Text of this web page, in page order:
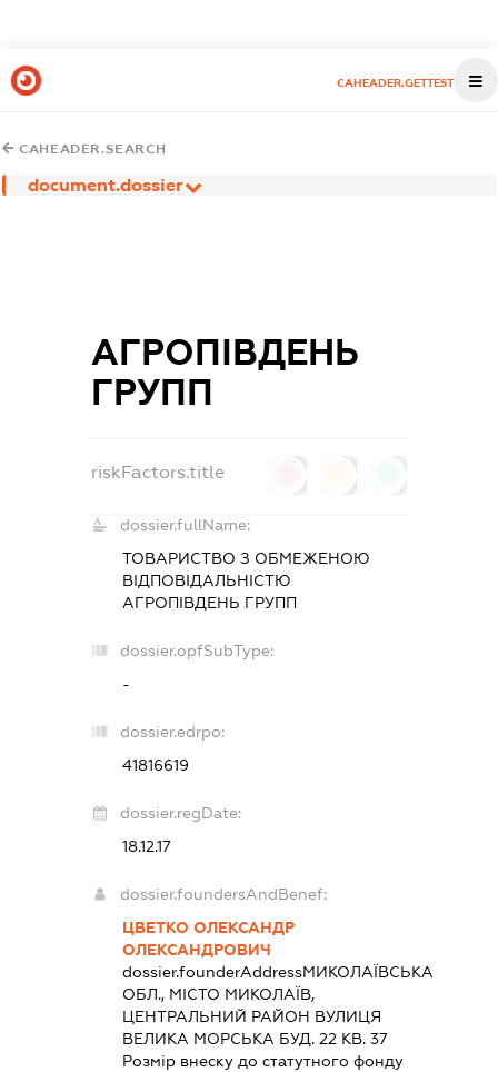
CAHEADER.GETTEST
CAHEADER.SEARCH
document.dossier
АГРОПІВДЕНЬ
ГРУПП
riskFactors.title
dossier.fullName:
ТОВАРИСТВО З ОБМЕЖЕНОЮ
ВІДПОВІДАЛЬНІСТЮ
АГРОПІВДЕНЬ ГРУПП
dossier.opfSubType:
-
dossier.edrpo:
41816619
dossier.regDate:
18.12.17
dossier.foundersAndBenef:
ЦВЕТКО ОЛЕКСАНДР
ОЛЕКСАНДРОВИЧ
dossier.founderAddressМИКОЛАЇВСЬКА
ОБЛ., МІСТО МИКОЛАЇВ,
ЦЕНТРАЛЬНИЙ РАЙОН ВУЛИЦЯ
ВЕЛИКА МОРСЬКА БУД. 22 КВ. 37
Розмір внеску до статутного фонду